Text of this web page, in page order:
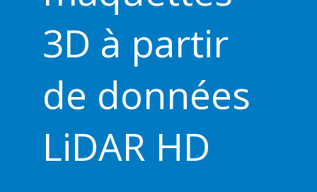
3D à partir
de données
LiDAR HD